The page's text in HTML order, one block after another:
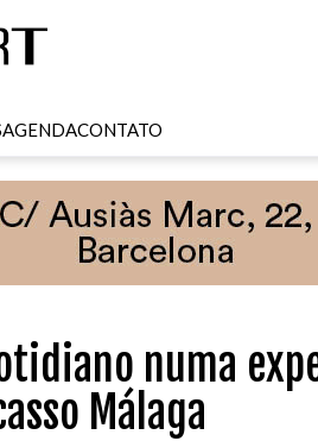
AGENDACONTATO
numa
Málaga